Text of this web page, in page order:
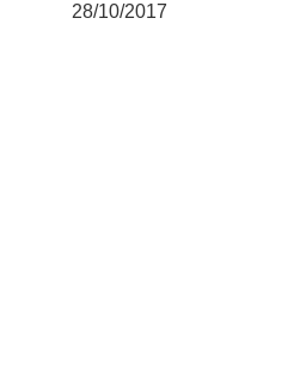
28/10/2017